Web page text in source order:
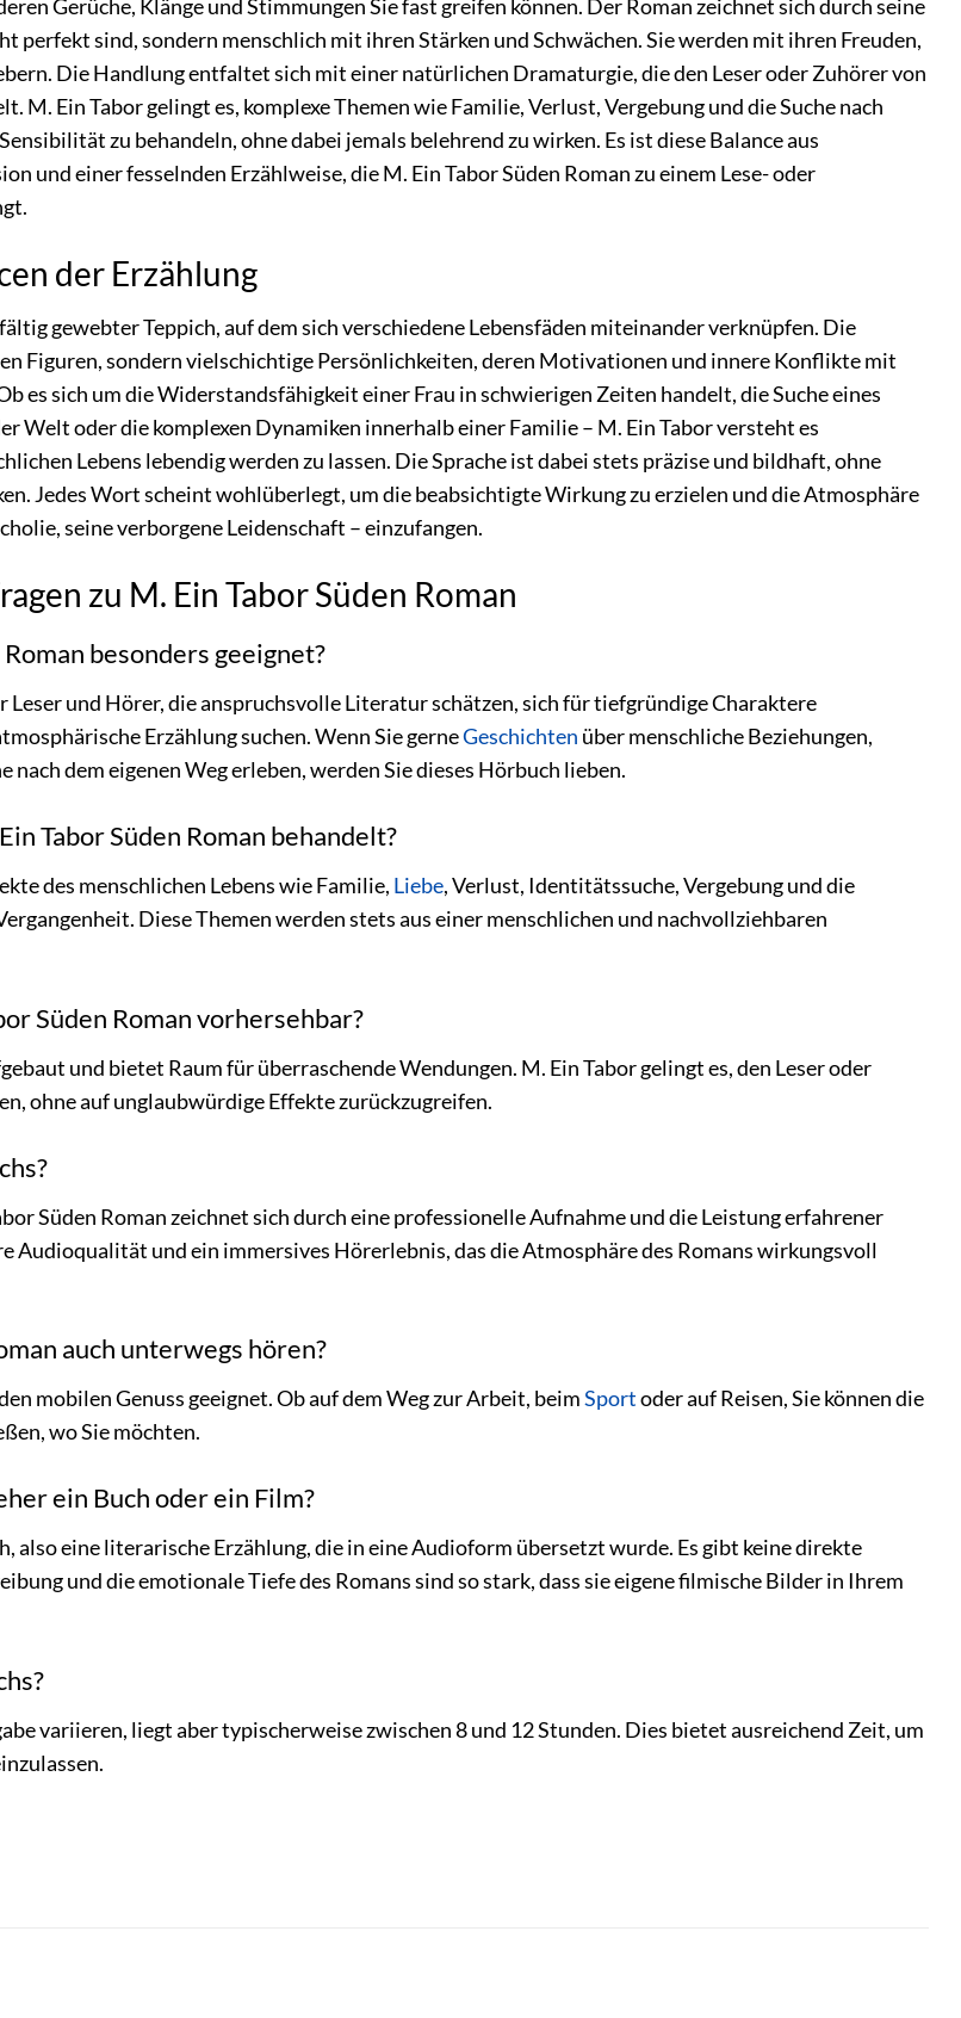
Gerüche, Klänge und Stimmungen Sie fast greifen können. Der Roman zeichnet sich durch seine
perfekt sind, sondern menschlich mit ihren Stärken und Schwächen. Sie werden mit ihren Freuden,
Die Handlung entfaltet sich mit einer natürlichen Dramaturgie, die den Leser oder Zuhörer von
M. Ein Tabor gelingt es, komplexe Themen wie Familie, Verlust, Vergebung und die Suche nach
zu behandeln, ohne dabei jemals belehrend zu wirken. Es ist diese Balance aus
und einer fesselnden Erzählweise, die M. Ein Tabor Süden Roman zu einem Lese- oder
der Erzählung
gewebter Teppich, auf dem sich verschiedene Lebensfäden miteinander verknüpfen. Die
Figuren, sondern vielschichtige Persönlichkeiten, deren Motivationen und innere Konflikte mit
es sich um die Widerstandsfähigkeit einer Frau in schwierigen Zeiten handelt, die Suche eines
Welt oder die komplexen Dynamiken innerhalb einer Familie – M. Ein Tabor versteht es
Lebens lebendig werden zu lassen. Die Sprache ist dabei stets präzise und bildhaft, ohne
Jedes Wort scheint wohlüberlegt, um die beabsichtigte Wirkung zu erzielen und die Atmosphäre
seine verborgene Leidenschaft – einzufangen.
zu M. Ein Tabor Süden Roman
besonders geeignet?
Leser und Hörer, die anspruchsvolle Literatur schätzen, sich für tiefgründige Charaktere
Erzählung suchen. Wenn Sie gerneGeschichten über menschliche Beziehungen,
dem eigenen Weg erleben, werden Sie dieses Hörbuch lieben.
Tabor Süden Roman behandelt?
des menschlichen Lebens wie Familie, Liebe, Verlust, Identitätssuche, Vergebung und die
Diese Themen werden stets aus einer menschlichen und nachvollziehbaren
Süden Roman vorhersehbar?
und bietet Raum für überraschende Wendungen. M. Ein Tabor gelingt es, den Leser oder
ohne auf unglaubwürdige Effekte zurückzugreifen.
Süden Roman zeichnet sich durch eine professionelle Aufnahme und die Leistung erfahrener
Audioqualität und ein immersives Hörerlebnis, das die Atmosphäre des Romans wirkungsvoll
auch unterwegs hören?
mobilen Genuss geeignet. Ob auf dem Weg zur Arbeit, beimSportoder auf Reisen, Sie können die
wo Sie möchten.
ein Buch oder ein Film?
also eine literarische Erzählung, die in eine Audioform übersetzt wurde. Es gibt keine direkte
und die emotionale Tiefe des Romans sind so stark, dass sie eigene filmische Bilder in Ihrem
variieren, liegt aber typischerweise zwischen 8 und 12 Stunden. Dies bietet ausreichend Zeit, um